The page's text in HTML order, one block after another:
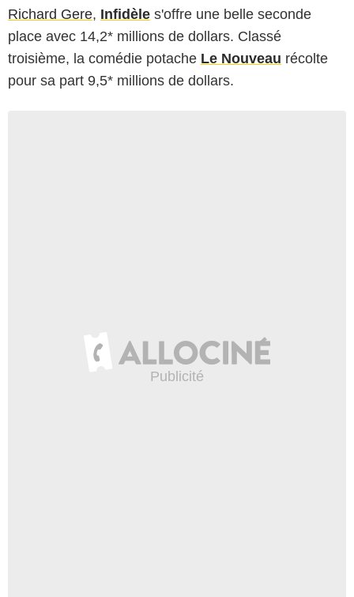
Richard Gere, Infidèle s'offre une belle seconde
place avec 14,2* millions de dollars. Classé
troisième, la comédie potache Le Nouveau récolte
pour sa part 9,5* millions de dollars.